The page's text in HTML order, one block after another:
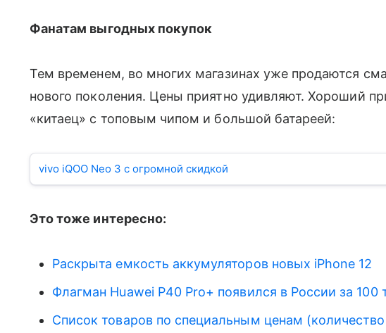
Фанатам выгодных покупок
Тем временем, во многих магазинах уже продаются
нового поколения. Цены приятно удивляют. Хороший
«китаец» с топовым чипом и большой батареей:
vivo iQOO Neo 3 с огромной скидкой
Это тоже интересно:
Раскрыта емкость аккумуляторов новых iPhone 12
Флагман Huawei P40 Pro+ появился в России за 100
Список товаров по специальным ценам (количество